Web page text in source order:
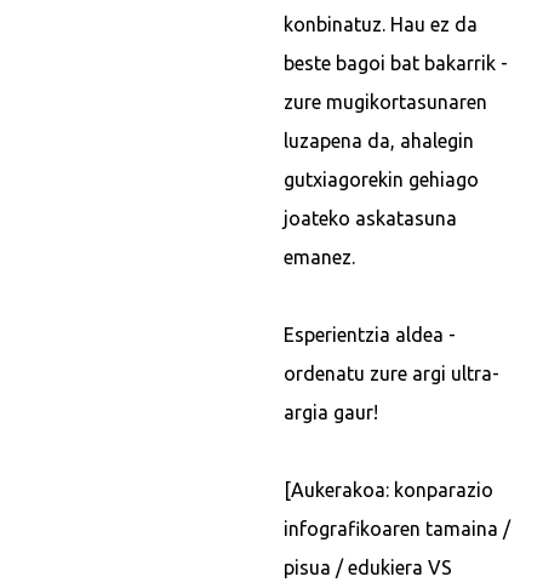
konbinatuz. Hau ez da
beste bagoi bat bakarrik -
zure mugikortasunaren
luzapena da, ahalegin
gutxiagorekin gehiago
joateko askatasuna
emanez.
Esperientzia aldea -
ordenatu zure argi ultra-
argia gaur!
[Aukerakoa: konparazio
infografikoaren tamaina /
pisua / edukiera VS